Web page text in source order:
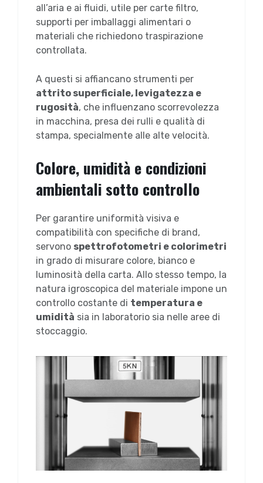
all’aria e ai fluidi, utile per carte filtro,
supporti per imballaggi alimentari o
materiali che richiedono traspirazione
controllata.
A questi si affiancano strumenti per
attrito superficiale, levigatezza e
rugosità, che influenzano scorrevolezza
in macchina, presa dei rulli e qualità di
stampa, specialmente alle alte velocità.
Colore, umidità e condizioni
ambientali sotto controllo
Per garantire uniformità visiva e
compatibilità con specifiche di brand,
servono spettrofotometri e colorimetri
in grado di misurare colore, bianco e
luminosità della carta. Allo stesso tempo, la
natura igroscopica del materiale impone un
controllo costante di temperatura e
umidità sia in laboratorio sia nelle aree di
stoccaggio.